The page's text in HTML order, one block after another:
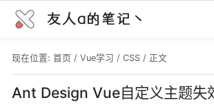
友人a的笔记丶
现在位置: 首页 / Vue学习 / CSS / 正文
Ant Design Vue自定义主题失